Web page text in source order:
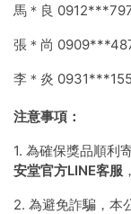
馬＊良
張＊尚
李＊炎 0931***155
注意事項：
1. 為確保獎品順利
安堂官方LINE客服
2. 為避免詐騙，本